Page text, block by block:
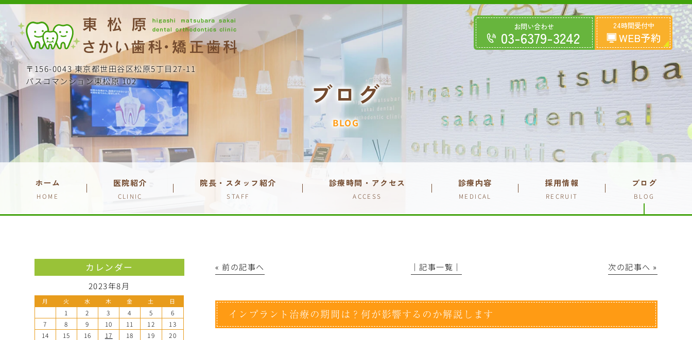
〒156-0043 東京都世田谷区松原5丁目27-11
パスコマンション東松原 102
お問い合わせ
03-6379-3242
24時間受付中
WEB予約
ブログ
BLOG
ホーム
HOME
医院紹介
CLINIC
院長・スタッフ紹介
STAFF
診療時間・アクセス
ACCESS
診療内容
MEDICAL
採用情報
RECRUIT
ブログ
BLOG
« 前の記事へ │記事一覧│ 次の記事へ »
インプラント治療の期間は？何が影響するのか解説します
カレンダー
2023年8月
月 火 水 木 金 土 日
1 2 3 4 5
6
7
8 9 10 11 12
13
14
15 16 17 18 19
20